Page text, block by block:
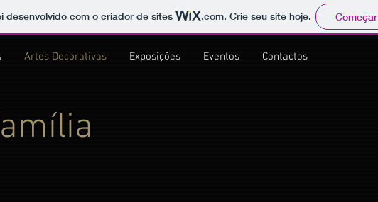
desenvolvido com o criador de sites .com. Crie seu site hoje. Começar
Artes Decorativas Exposições Eventos Contactos